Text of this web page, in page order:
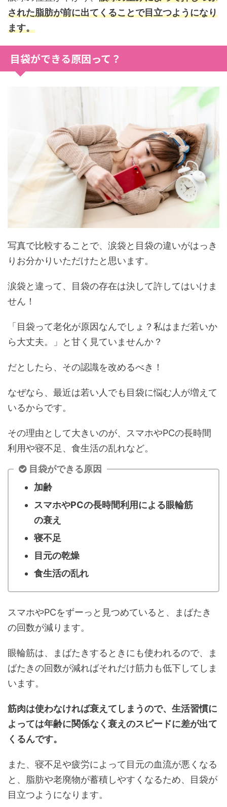
された脂肪が前に出てくることで目立つようになり
ます。
目袋ができる原因って？
写真で比較することで、涙袋と目袋の違いがはっき
りお分かりいただけたと思います。
涙袋と違って、目袋の存在は決して許してはいけま
せん！
「目袋って老化が原因なんでしょ？私はまだ若いか
ら大丈夫。」と甘く見ていませんか？
だとしたら、その認識を改めるべき！
なぜなら、最近は若い人でも目袋に悩む人が増えて
いるからです。
その理由として大きいのが、スマホやPCの長時間
利用や寝不足、食生活の乱れなど。
目袋ができる原因
加齢
スマホやPCの長時間利用による眼輪筋
の衰え
寝不足
目元の乾燥
食生活の乱れ
スマホやPCをずーっと見つめていると、まばたき
の回数が減ります。
眼輪筋は、まばたきするときにも使われるので、ま
ばたきの回数が減ればそれだけ筋力も低下してしま
います。
筋肉は使わなければ衰えてしまうので、生活習慣に
よっては年齢に関係なく衰えのスピードに差が出て
くるんです。
また、寝不足や疲労によって目元の血流が悪くなる
と、脂肪や老廃物が蓄積しやすくなるため、目袋が
目立つようになります。